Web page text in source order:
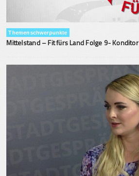
Themenschwerpunkte
Mittelstand – Fit fürs Land Folge 9- Konditor